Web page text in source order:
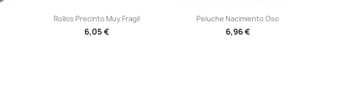
Vista rápida
Rollos Precinto Muy Fragil
6,05 €
Vista rápida
Peluche Nacimiento Oso
6,96 €